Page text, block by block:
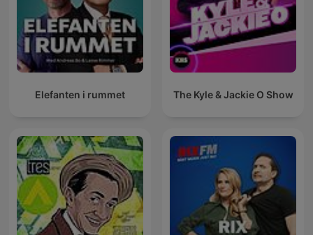
Elefanten i rummet The Kyle & Jackie O Show